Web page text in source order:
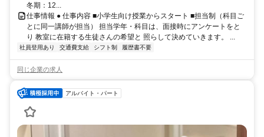
冬期：12...
仕事情報 ● 仕事内容 ■小学生向け授業からスタート ■担当制（科目ご
とに同一講師が担当） 担当学年・科目は、面接時にアンケートをと
り 教室に在籍する生徒さんの希望と 照らして決めていきます。 ...
社員登用あり 交通費支給 シフト制 履歴書不要
同じ企業の求人
アルバイト・パート